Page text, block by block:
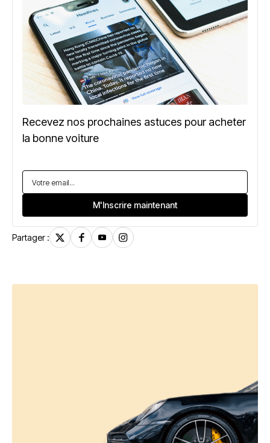
Recevez nos prochaines astuces pour acheter
la bonne voiture
Partager :